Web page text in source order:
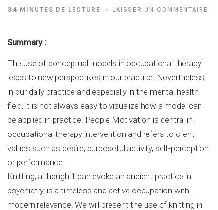
34 MINUTES DE LECTURE
LAISSER UN COMMENTAIRE
Summary :
The use of conceptual models in occupational therapy
leads to new perspectives in our practice. Nevertheless,
in our daily practice and especially in the mental health
field, it is not always easy to visualize how a model can
be applied in practice. People Motivation is central in
occupational therapy intervention and refers to client
values such as desire, purposeful activity, self-perception
or performance.
Knitting, although it can evoke an ancient practice in
psychiatry, is a timeless and active occupation with
modern relevance. We will present the use of knitting in